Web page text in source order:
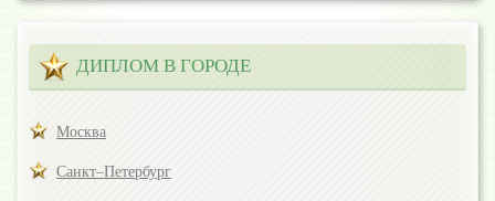
ДИПЛОМ В ГОРОДЕ
Москва
Санкт–Петербург